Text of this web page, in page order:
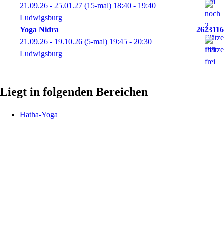
21.09.26 - 25.01.27 (15-mal) 18:40 - 19:40
Ludwigsburg
Yoga Nidra
2623116
21.09.26 - 19.10.26 (5-mal) 19:45 - 20:30
Ludwigsburg
Liegt in folgenden Bereichen
Hatha-Yoga